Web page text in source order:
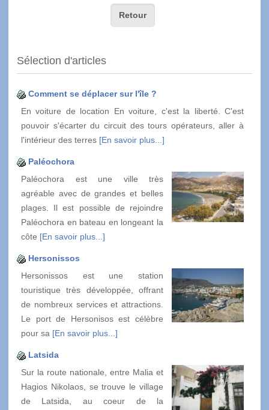
Retour
Sélection d'articles
Comment se déplacer sur l'île ?
En voiture de location En voiture, c'est la liberté. C'est
pouvoir s'écarter du circuit des tours opérateurs, aller à
l'intérieur des terres [En savoir plus...]
Paléochora
Paléochora est une ville très
agréable avec de grandes et belles
plages. Il est possible de rejoindre
Paléochora en bateau en longeant la
côte [En savoir plus...]
Hersonissos
Hersonissos est une station
touristique très développée, offrant
de nombreux services et attractions.
Le port de Hersonisos est célèbre
pour sa [En savoir plus...]
Latsida
Sur la route nationale, entre Malia et
Hagios Nikolaos, se trouve le village
de Latsida, au coeur de la